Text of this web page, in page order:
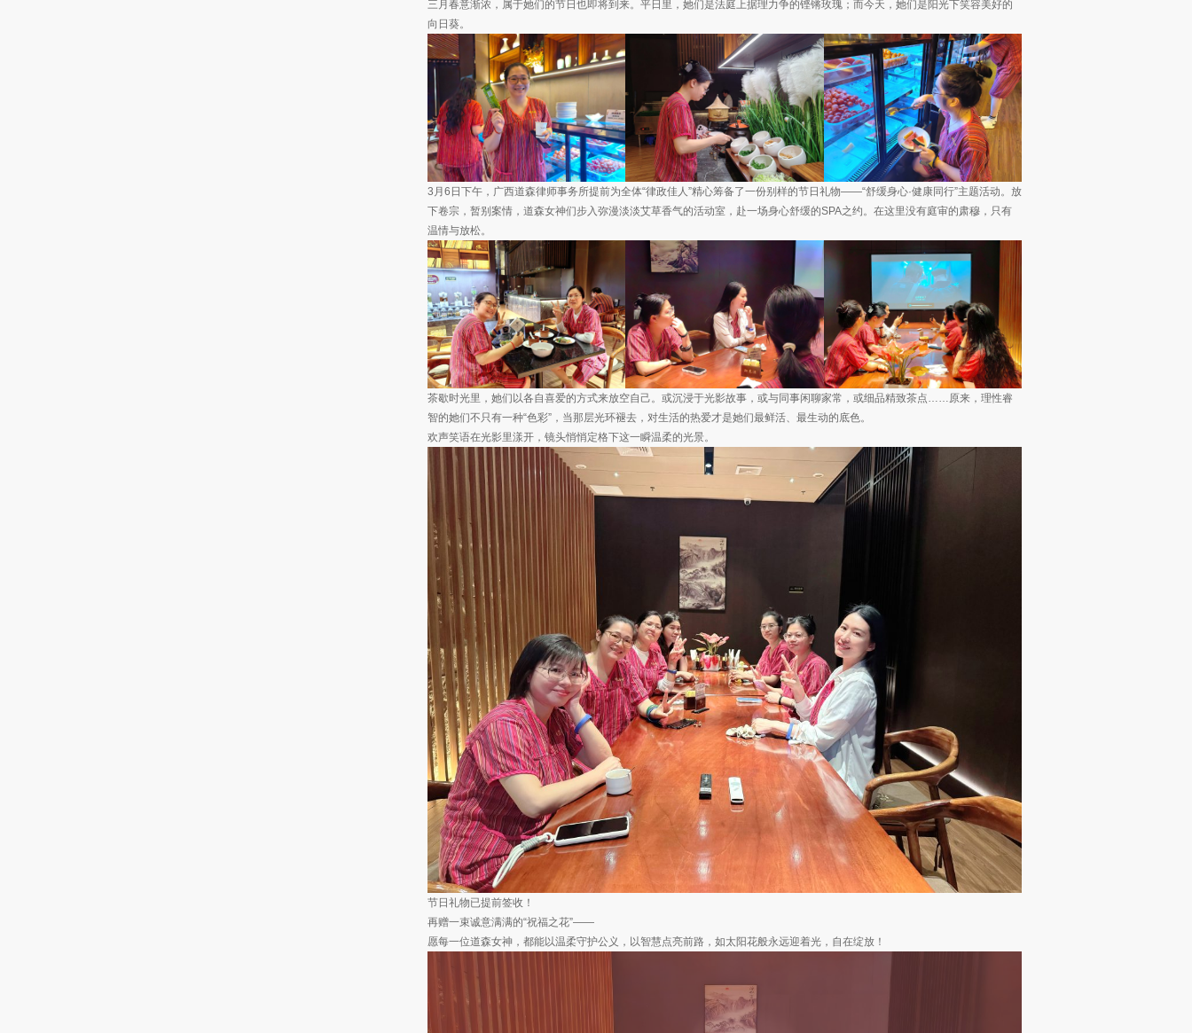
三月春意渐浓，属于她们的节日也即将到来。平日里，她们是法庭上据理力争的铿锵玫瑰；而今天，她们是阳光下笑容美好的
向日葵。
3月6日下午，广西道森律师事务所提前为全体“律政佳人”精心筹备了一份别样的节日礼物——“舒缓身心·健康同行”主题活动。放
下卷宗，暂别案情，道森女神们步入弥漫淡淡艾草香气的活动室，赴一场身心舒缓的SPA之约。在这里没有庭审的肃穆，只有
温情与放松。
茶歇时光里，她们以各自喜爱的方式来放空自己。或沉浸于光影故事，或与同事闲聊家常，或细品精致茶点……原来，理性睿
智的她们不只有一种“色彩”，当那层光环褪去，对生活的热爱才是她们最鲜活、最生动的底色。
欢声笑语在光影里漾开，镜头悄悄定格下这一瞬温柔的光景。
节日礼物已提前签收！
再赠一束诚意满满的“祝福之花”——
愿每一位道森女神，都能以温柔守护公义，以智慧点亮前路，如太阳花般永远迎着光，自在绽放！